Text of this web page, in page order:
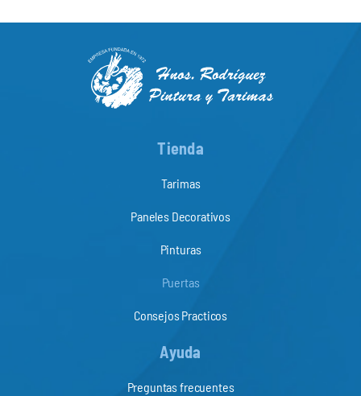
Tienda
Tarimas
Paneles Decorativos
Pinturas
Puertas
Consejos Practicos
Ayuda
Preguntas frecuentes